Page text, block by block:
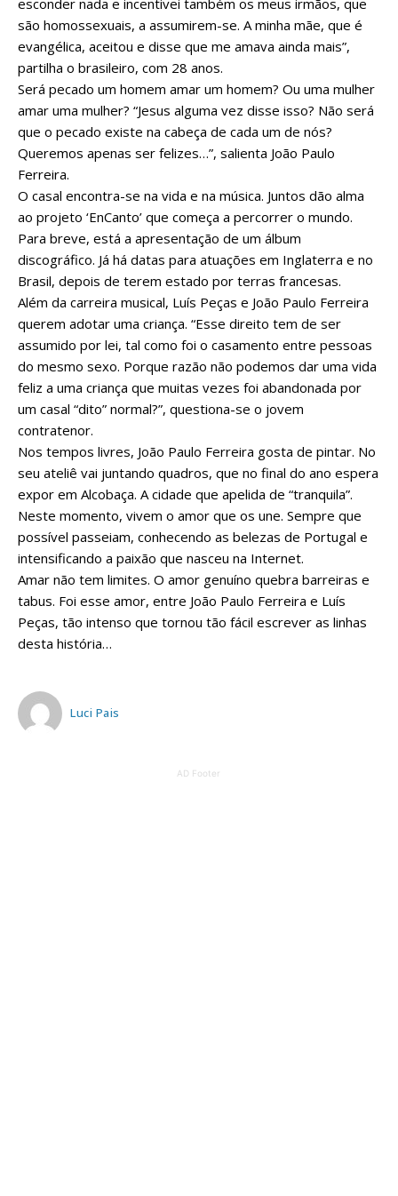
são homossexuais, a assumirem-se. A minha mãe, que é
evangélica, aceitou e disse que me amava ainda mais”,
partilha o brasileiro, com 28 anos.
Será pecado um homem amar um homem? Ou uma mulher
amar uma mulher? “Jesus alguma vez disse isso? Não será
que o pecado existe na cabeça de cada um de nós?
Queremos apenas ser felizes…”, salienta João Paulo
Ferreira.
O casal encontra-se na vida e na música. Juntos dão alma
ao projeto ‘EnCanto’ que começa a percorrer o mundo.
Para breve, está a apresentação de um álbum
discográfico. Já há datas para atuações em Inglaterra e no
Brasil, depois de terem estado por terras francesas.
Além da carreira musical, Luís Peças e João Paulo Ferreira
querem adotar uma criança. “Esse direito tem de ser
assumido por lei, tal como foi o casamento entre pessoas
do mesmo sexo. Porque razão não podemos dar uma vida
feliz a uma criança que muitas vezes foi abandonada por
um casal “dito” normal?”, questiona-se o jovem
contratenor.
Nos tempos livres, João Paulo Ferreira gosta de pintar. No
seu ateliê vai juntando quadros, que no final do ano espera
expor em Alcobaça. A cidade que apelida de “tranquila”.
Neste momento, vivem o amor que os une. Sempre que
possível passeiam, conhecendo as belezas de Portugal e
intensificando a paixão que nasceu na Internet.
Amar não tem limites. O amor genuíno quebra barreiras e
tabus. Foi esse amor, entre João Paulo Ferreira e Luís
Peças, tão intenso que tornou tão fácil escrever as linhas
desta história…
Luci Pais
AD Footer